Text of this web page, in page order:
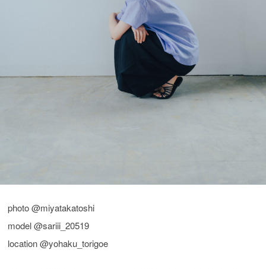
photo @miyatakatoshi
model @sariii_20519
location @yohaku_torigoe